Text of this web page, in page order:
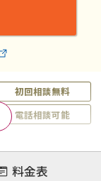
初回相談無料
電話相談可能
料金表